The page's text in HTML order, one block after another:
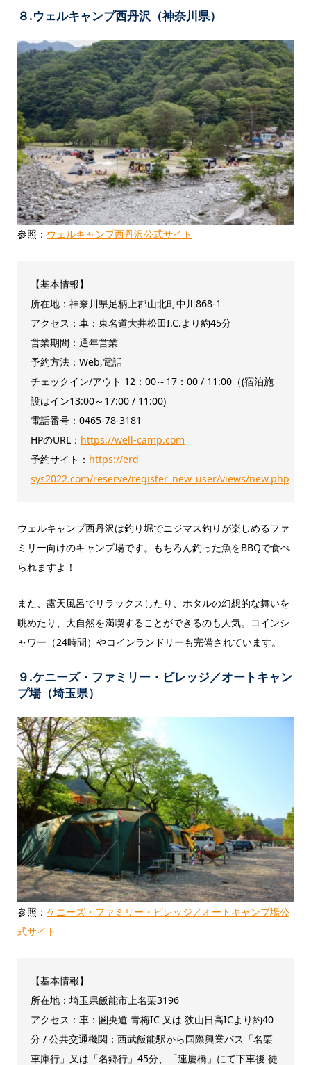
８.ウェルキャンプ西丹沢（神奈川県）
参照： ウェルキャンプ西丹沢公式サイト
【基本情報】
所在地：神奈川県足柄上郡山北町中川868-1
アクセス：車：東名道大井松田I.C.より約45分
営業期間：通年営業
予約方法：Web,電話
チェックイン/アウト 12：00～17：00 / 11:00（(宿泊施
設はイン13:00～17:00 / 11:00)
電話番号：0465-78-3181
HPのURL： https://well-camp.com
予約サイト： https://erd-
sys2022.com/reserve/register_new_user/views/new.php
ウェルキャンプ西丹沢は釣り堀でニジマス釣りが楽しめるファ
ミリー向けのキャンプ場です。もちろん釣った魚をBBQで食べ
られますよ！
また、露天風呂でリラックスしたり、ホタルの幻想的な舞いを
眺めたり、大自然を満喫することができるのも人気。コインシ
ャワー（24時間）やコインランドリーも完備されています。
９.ケニーズ・ファミリー・ビレッジ／オートキャン
プ場（埼玉県）
参照： ケニーズ・ファミリー・ビレッジ／オートキャンプ場公
式サイト
【基本情報】
所在地：埼玉県飯能市上名栗3196
アクセス：車：圏央道 青梅IC 又は 狭山日高ICより約40
分 / 公共交通機関：西武飯能駅から国際興業バス「名栗
車庫行」又は「名郷行」45分、「連慶橋」にて下車後 徒